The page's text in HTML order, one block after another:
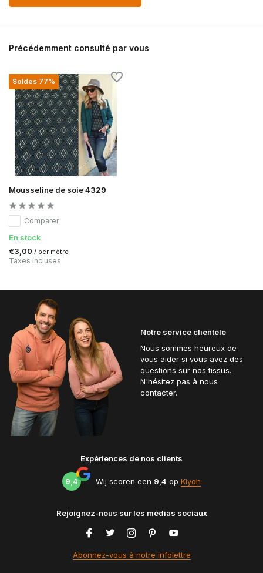
Précédemment consulté par vous
Soldes 77%
Mousseline de soie 4329
Comparer
En stock
€3,00 / per mètre
Taxes incluses
Notre service clientèle
Nous sommes heureux de
vous aider si vous avez des
questions sur nos tissus.
N'hésitez pas à nous
contacter.
Expériences de nos clients
9,4 Wij scoren een 9,4 op Kiyoh
Rejoignez-nous sur les médias sociaux
Abonnez-vous à notre infolettre